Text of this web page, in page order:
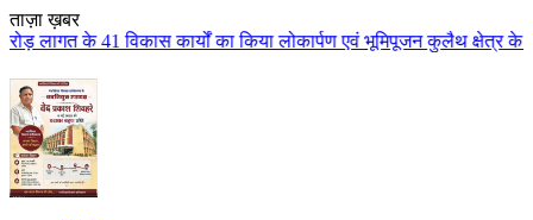
ताज़ा ख़बर
कार्यों का किया लोकार्पण एवं भूमिपूजन कुलैथ क्षेत्र के विकास के लिये